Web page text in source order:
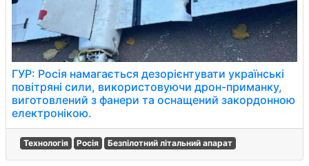
ГУР: Росія намагається дезорієнтувати українські
повітряні сили, використовуючи дрон-приманку,
виготовлений з фанери та оснащений закордонною
електронікою.
Технологія Росія Безпілотний літальний апарат